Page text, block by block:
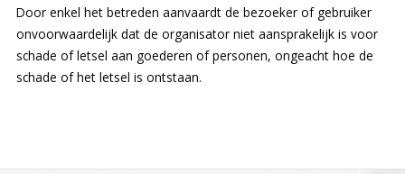
Door enkel het betreden aanvaardt de bezoeker of gebruiker
onvoorwaardelijk dat de organisator niet aansprakelijk is voor
schade of letsel aan goederen of personen, ongeacht hoe de
schade of het letsel is ontstaan.